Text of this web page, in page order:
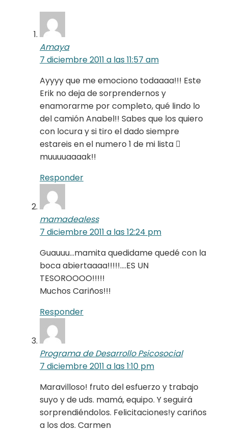
Amaya
7 diciembre 2011 a las 11:57 am
Ayyyy que me emociono todaaaa!!! Este
Erik no deja de sorprendernos y
enamorarme por completo, qué lindo lo
del camión Anabel!! Sabes que los quiero
con locura y si tiro el dado siempre
estareis en el numero 1 de mi lista 
muuuuaaaak!!
Responder
mamadealess
7 diciembre 2011 a las 12:24 pm
Guauuu…mamita quedidame quedé con la
boca abiertaaaa!!!!!….ES UN
TESOROOOO!!!!!
Muchos Cariños!!!
Responder
Programa de Desarrollo Psicosocial
7 diciembre 2011 a las 1:10 pm
Maravilloso! fruto del esfuerzo y trabajo
suyo y de uds. mamá, equipo. Y seguirá
sorprendiéndolos. Felicitaciones!y cariños
a los dos. Carmen